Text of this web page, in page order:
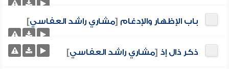
باب الإظهار والإدغام [مشاري راشد العفاسي]
ذكر ذال إذ [مشاري راشد العفاسي]